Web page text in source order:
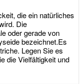
die ein natürliches
Die
oder gerade von
bezeichnet.Es
Legen Sie es
die Vielfältigkeit und